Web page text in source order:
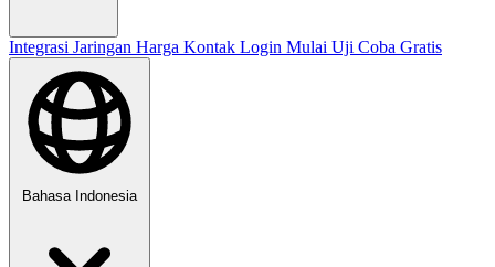
Integrasi Jaringan Harga Kontak Login Mulai Uji Coba Gratis
Bahasa Indonesia